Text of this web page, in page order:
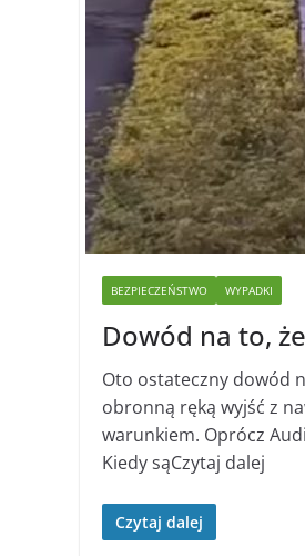
BEZPIECZEŃSTWO WYPADKI
Dowód na to,
Oto ostateczny dowód
obronną ręką wyjść z
warunkiem. Oprócz
Kiedy sąCzytaj dalej
Czytaj dalej